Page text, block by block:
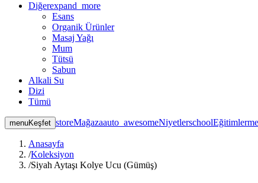
Diğerexpand_more
Esans
Organik Ürünler
Masaj Yağı
Mum
Tütsü
Sabun
Alkali Su
Dizi
Tümü
menuKeşfet storeMağazaauto_awesomeNiyetlerschoolEğitimler
Anasayfa
/Koleksiyon
/Siyah Aytaşı Kolye Ucu (Gümüş)